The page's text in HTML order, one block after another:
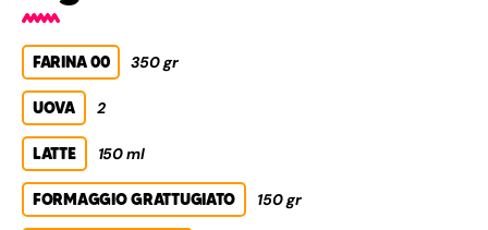
FARINA 00 350 gr
UOVA 2
LATTE 150 ml
FORMAGGIO GRATTUGIATO 150 gr